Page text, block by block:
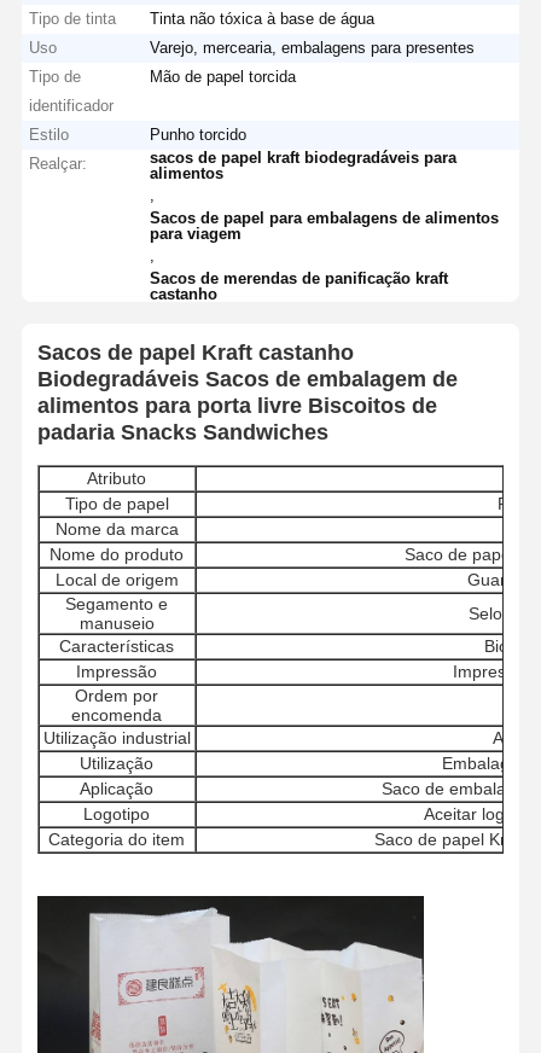
Tipo de tinta
Tinta não tóxica à base de água
Uso
Varejo, mercearia, embalagens para presentes
Tipo de
identificador
Mão de papel torcida
Estilo
Punho torcido
Realçar:
sacos de papel kraft biodegradáveis para
alimentos
Sacos de papel para embalagens de alimentos
para viagem
Sacos de merendas de panificação kraft
castanho
Sacos de papel Kraft castanho
Biodegradáveis Sacos de embalagem de
alimentos para porta livre Biscoitos de
padaria Snacks Sandwiches
Atributo
Tipo de papel
Nome da marca
Nome do produto
Saco de papel
Local de origem
Segamento e
manuseio
Selo
Características
Impressão
Impressão
Ordem por
encomenda
Utilização industrial
Utilização
Embalagem
Aplicação
Saco de
Logotipo
Aceitar
Categoria do item
Saco de papel Kraft